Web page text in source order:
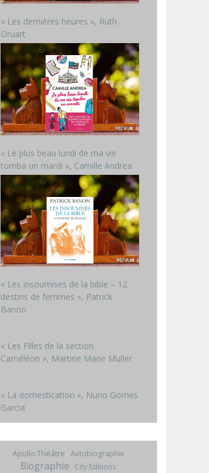
« Les dernières heures », Ruth
Druart
« Le plus beau lundi de ma vie
tomba un mardi », Camille Andrea
« Les insoumises de la bible – 12
destins de femmes », Patrick
Banon
« Les Filles de la section
Caméléon », Martine Marie Muller
« La domestication », Nuno Gomes
Garcia
Apollo Théâtre Autobiographie
Biographie City Editions